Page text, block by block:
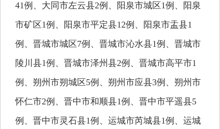
41例、大同市左云县2例、阳泉市城区1例、阳泉
市矿区1例、阳泉市平定县12例、阳泉市盂县1
例、晋城市城区7例、晋城市沁水县1例、晋城市
陵川县1例、晋城市泽州县2例、晋城市高平市1
例、朔州市朔城区5例、朔州市应县3例、朔州市
怀仁市2例、晋中市和顺县1例、晋中市平遥县5
例、晋中市灵石县1例、运城市芮城县1例、运城